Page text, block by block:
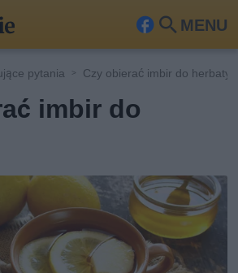
MENU
Fa
ceb
ook
Szu
kaj
pytania Czy obierać imbir do herbaty?
imbir do